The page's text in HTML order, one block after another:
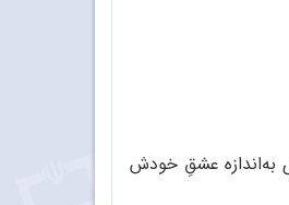
به‌اندازه‌ عشقِ خودش